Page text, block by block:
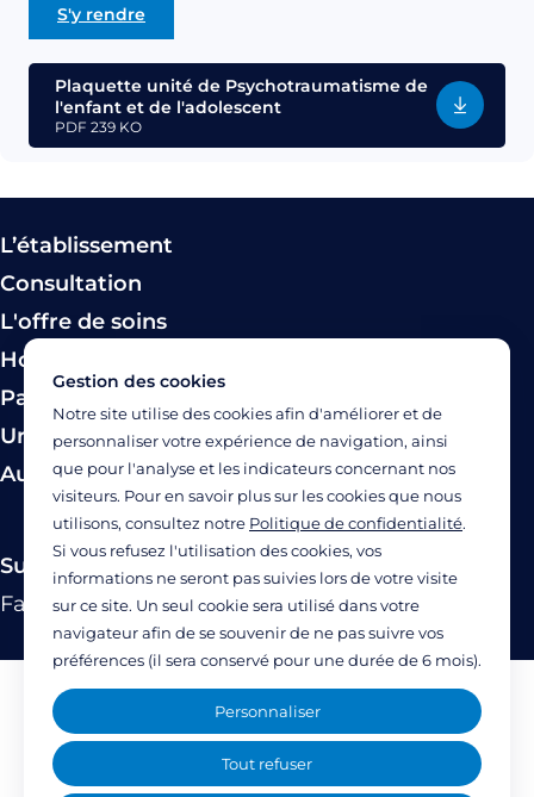
S'y rendre
Plaquette unité de Psychotraumatisme de
l'enfant et de l'adolescent
PDF 239 KO
L’établissement
Consultation
L'offre de soins
Hospitalisation
Paiement
Urgence
Autres modes de prise en charge
Suivez-nous
FacebookTwitterLinkedinYouTubeInstagram
Mentions légales
Politique de confidentialité
Accessibilité : partiellement accessible
Gestion des cookies
Notre site utilise des cookies afin d'améliorer et de
personnaliser votre expérience de navigation, ainsi
que pour l'analyse et les indicateurs concernant nos
visiteurs. Pour en savoir plus sur les cookies que nous
utilisons, consultez notre Politique de confidentialité.
Si vous refusez l'utilisation des cookies, vos
informations ne seront pas suivies lors de votre visite
sur ce site. Un seul cookie sera utilisé dans votre
navigateur afin de se souvenir de ne pas suivre vos
préférences (il sera conservé pour une durée de 6 mois).
Tout refuser
Personnaliser